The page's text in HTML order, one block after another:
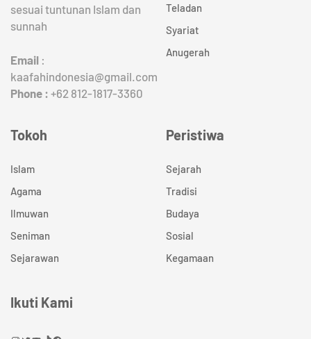
sesuai tuntunan Islam dan
sunnah
Email :
kaafahindonesia@gmail.com
Phone : +62 812-1817-3360
Teladan
Syariat
Anugerah
Tokoh
Islam
Agama
Ilmuwan
Seniman
Sejarawan
Peristiwa
Sejarah
Tradisi
Budaya
Sosial
Kegamaan
Ikuti Kami